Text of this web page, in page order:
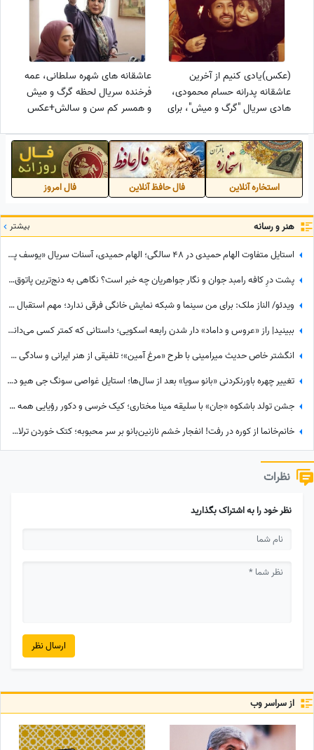
(عکس)یادی کنیم از آخرین
عاشقانه پدرانه حسام محمودی،
هادی سریال "گرگ و میش"، برای
دلش آتیش میگیره واقعا
عاشقانه های شهره سلطانی، عمه
فرخنده سریال لحظه گرگ و میش
و همسر کم سن و سالش+عکس
استخاره آنلاین فال حافظ آنلاین فال امروز
هنر و رسانه بیشتر
استایل متفاوت الهام حمیدی در 48 سالگی؛ الهام حمیدی، آسنات سریال «یوسف پیامبر» تغییر چهره داد/ خانوم بازیگر با این استایل در 48 سالگی اصلا قابل شناسایی نیست
پشت درِ کافه رامبد جوان و نگار جواهریان چه خبر است؟ نگاهی به دنج‌ترین پاتوق این زوج هنرمند؛ دکوراسیون مینیمال، عطر کروسان و طعم دلپذیر چیزکیک سن‌سباستین
ویدئو/ الناز ملک: برای من سینما و شبکه نمایش خانگی فرقی ندارد؛ مهم استقبال مردم است ترجیح من...
ببینید| راز «عروس و داماد» دار شدن رابعه اسکویی؛ داستانی که کمتر کسی می‌دانست
انگشتر خاص حدیث میرامینی با طرح «مرغ آمین»؛ تلفیقی از هنر ایرانی و سادگی چشم‌نواز
تغییر چهره باورنکردنی «بانو سویا» بعد از سال‌ها؛ استایل غواصی سونگ جی هیو در 44 سالگی سوژه شد
جشن تولد باشکوه «جان» با سلیقه مینا مختاری؛ کیک خرسی و دکور رؤیایی همه را مجذوب کرد
خانم‌خانما از کوره در رفت! انفجار خشم نازنین‌بانو بر سر محبوبه؛ کتک خوردن ترلان پروانه از لاله اسکندری سکانسی که همه انتظارش را می‌کشیدند
نظرات
نظر خود را به اشتراک بگذارید
ارسال نظر
از سراسر وب